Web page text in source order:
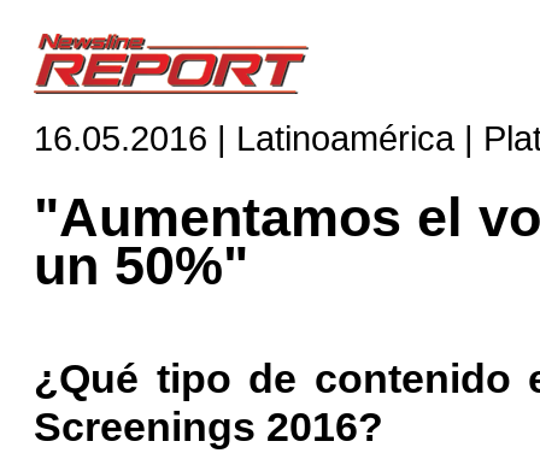
16.05.2016 | Latinoamérica |
"Aumentamos el
un 50%"
¿Qué tipo de contenido
Screenings 2016?